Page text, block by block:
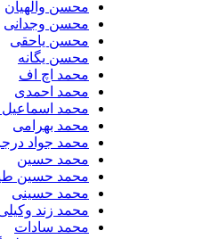
محسن والهیان
محسن وجدانی
محسن یاحقی
محسن یگانه
محمد اچ اف
محمد احمدی
محمد اسماعیل زاده
محمد بهرامی
محمد جواد درجزی
محمد حسین
محمد حسین طیبی نیا
محمد حسینی
محمد زند وکیلی
محمد سادات